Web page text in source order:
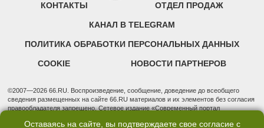
КОНТАКТЫ ОТДЕЛ ПРОДАЖ
КАНАЛ В TELEGRAM
ПОЛИТИКА ОБРАБОТКИ ПЕРСОНАЛЬНЫХ ДАННЫХ
COOKIE НОВОСТИ ПАРТНЕРОВ
©2007—2026 66.RU. Воспроизведение, сообщение, доведение до всеобщего
сведения размещенных на сайте 66.RU материалов и их элементов без согласия
правообладателя запрещено. Сетевое издание «Современный портал
надзору в сфере связи, информационных технологий и массовых коммуникаций
Оставаясь на сайте, вы подтверждаете свое согласие с